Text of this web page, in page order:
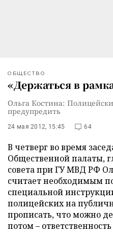
ОБЩЕСТВО
«Держаться в
Ольга Костина:
предупредить
24 мая 2012, 15:45 64
В четверг во время
Общественной палаты,
совета при ГУ МВД РФ
считает необходимым
специальной
полицейских на
прописать, что можно
потом –